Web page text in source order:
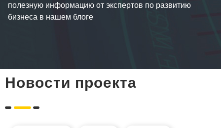
полезную информацию от экспертов по развитию
бизнеса в нашем блоге
Новости проекта